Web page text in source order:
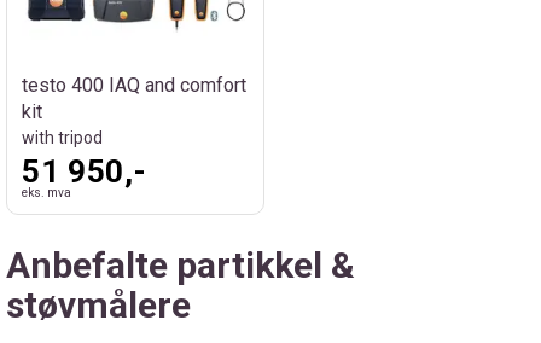
testo 400 IAQ and comfort
kit
with tripod
51 950,-
eks. mva
Anbefalte partikkel &
støvmålere